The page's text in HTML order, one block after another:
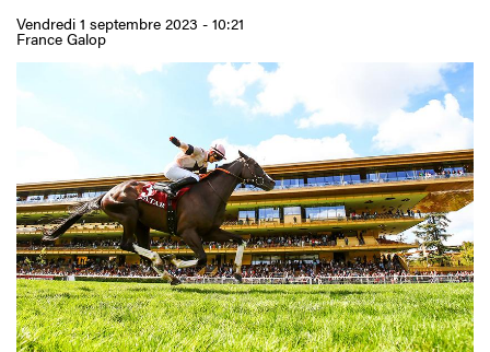
Vendredi 1 septembre 2023 - 10:21
France Galop